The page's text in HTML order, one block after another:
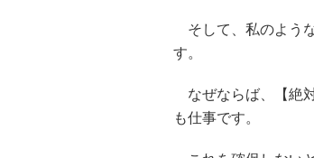
そして、私のよう
す。
なぜならば、【絶
も仕事です。